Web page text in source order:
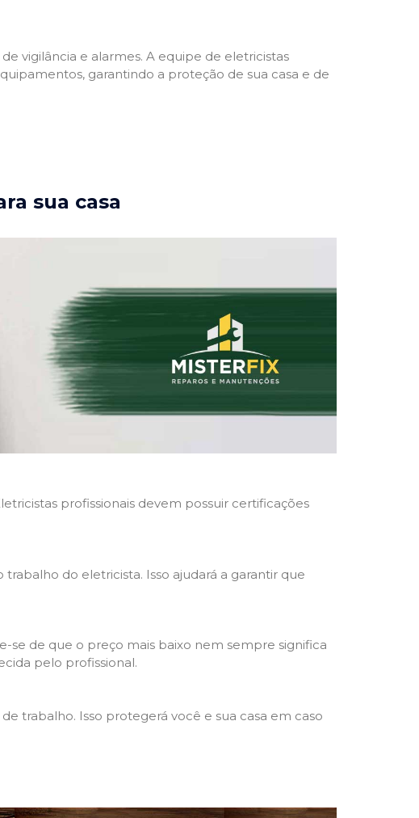
vigilância e alarmes. A equipe de eletricistas
garantindo a proteção de sua casa e de
sua casa
profissionais devem possuir certificações
do eletricista. Isso ajudará a garantir que
se de que o preço mais baixo nem sempre significa
pelo profissional.
trabalho. Isso protegerá você e sua casa em caso